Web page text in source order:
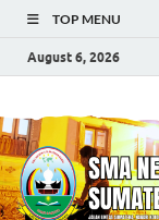
TOP MENU
August 6, 2026